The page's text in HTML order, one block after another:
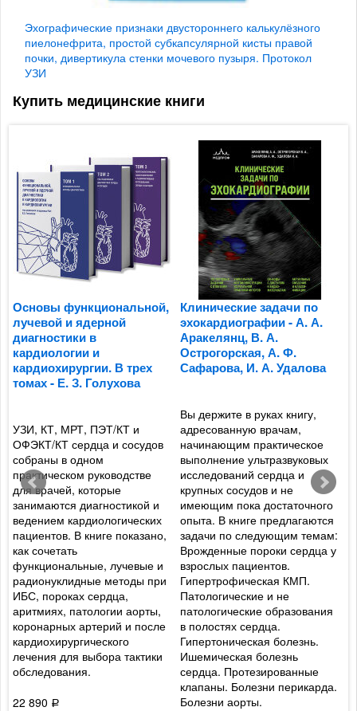
Эхографические признаки двустороннего калькулёзного
пиелонефрита, простой субкапсулярной кисты правой
почки, дивертикула стенки мочевого пузыря. Протокол
УЗИ
Купить медицинские книги
Основы функциональной,
лучевой и ядерной
диагностики в
кардиологии и
кардиохирургии. В трех
томах - Е. З. Голухова
УЗИ, КТ, МРТ, ПЭТ/КТ и
ОФЭКТ/КТ сердца и сосудов
собраны в одном
практическом руководстве
для врачей, которые
занимаются диагностикой и
ведением кардиологических
пациентов. В книге показано,
как сочетать
функциональные, лучевые и
радионуклидные методы при
ИБС, пороках сердца,
аритмиях, патологии аорты,
коронарных артерий и после
кардиохирургического
лечения для выбора тактики
обследования.
22 890 Р
Клинические задачи по
эхокардиографии - А. А.
Аракелянц, В. А.
Острогорская, А. Ф.
Сафарова, И. А. Удалова
Вы держите в руках книгу,
адресованную врачам,
начинающим практическое
выполнение ультразвуковых
исследований сердца и
крупных сосудов и не
имеющим пока достаточного
опыта. В книге предлагаются
задачи по следующим темам:
Врожденные пороки сердца у
взрослых пациентов.
Гипертрофическая КМП.
Патологические и не
патологические образования
в полостях сердца.
Гипертоническая болезнь.
Ишемическая болезнь
сердца. Протезированные
клапаны. Болезни перикарда.
Болезни аорты.